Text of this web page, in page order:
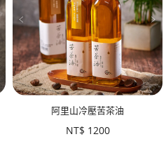
阿里山冷壓苦茶油
NT$ 1200